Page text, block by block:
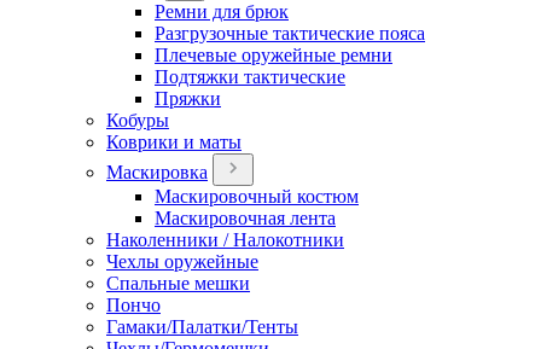
Ремни для брюк
Разгрузочные тактические пояса
Плечевые оружейные ремни
Подтяжки тактические
Пряжки
Кобуры
Коврики и маты
Маскировка
Маскировочный костюм
Маскировочная лента
Наколенники / Налокотники
Чехлы оружейные
Спальные мешки
Пончо
Гамаки/Палатки/Тенты